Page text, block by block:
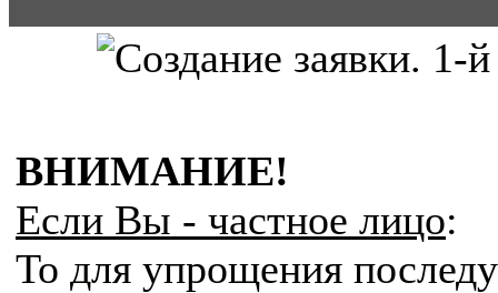
ВНИМАНИЕ!
Если Вы - частное лицо:
То для упрощения